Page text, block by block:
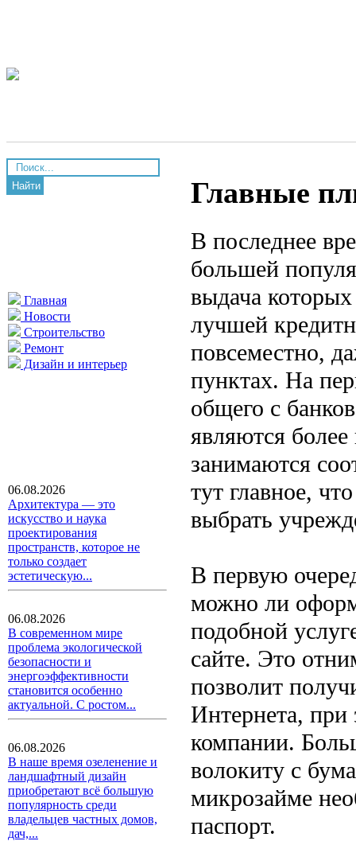
Найти
Главная
Новости
Строительство
Ремонт
Дизайн и интерьер
06.08.2026
Архитектура — это
искусство и наука
проектирования
пространств, которое не
только создает
эстетическую...
06.08.2026
В современном мире
проблема экологической
безопасности и
энергоэффективности
становится особенно
актуальной. С ростом...
06.08.2026
В наше время озеленение и
ландшафтный дизайн
приобретают всё большую
популярность среди
владельцев частных домов,
дач,...
Главные
В последнее
большей
выдача
лучшей
повсеместно,
пунктах. На
общего с
являются
занимаются
тут главное,
выбрать
В первую
можно ли
подобной
сайте. Это
позволит
Интернета, при
компании.
волокиту с
микрозайме
паспорт.